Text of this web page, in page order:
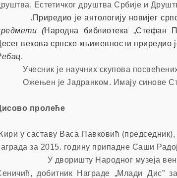
Естетичког друштва Србије и
.Приредио је антологију новијег
(Народна библиотека „Стефан
векова српске књижевности приредио
.
Учесник је научних скупова
Ожењен је Јадранком. Имају синове
пролеће
у саставу Васа Павковић
за 2015. годину припадне Саши
У дворишту Народног музеја
добитник Награде „Млади Дис”